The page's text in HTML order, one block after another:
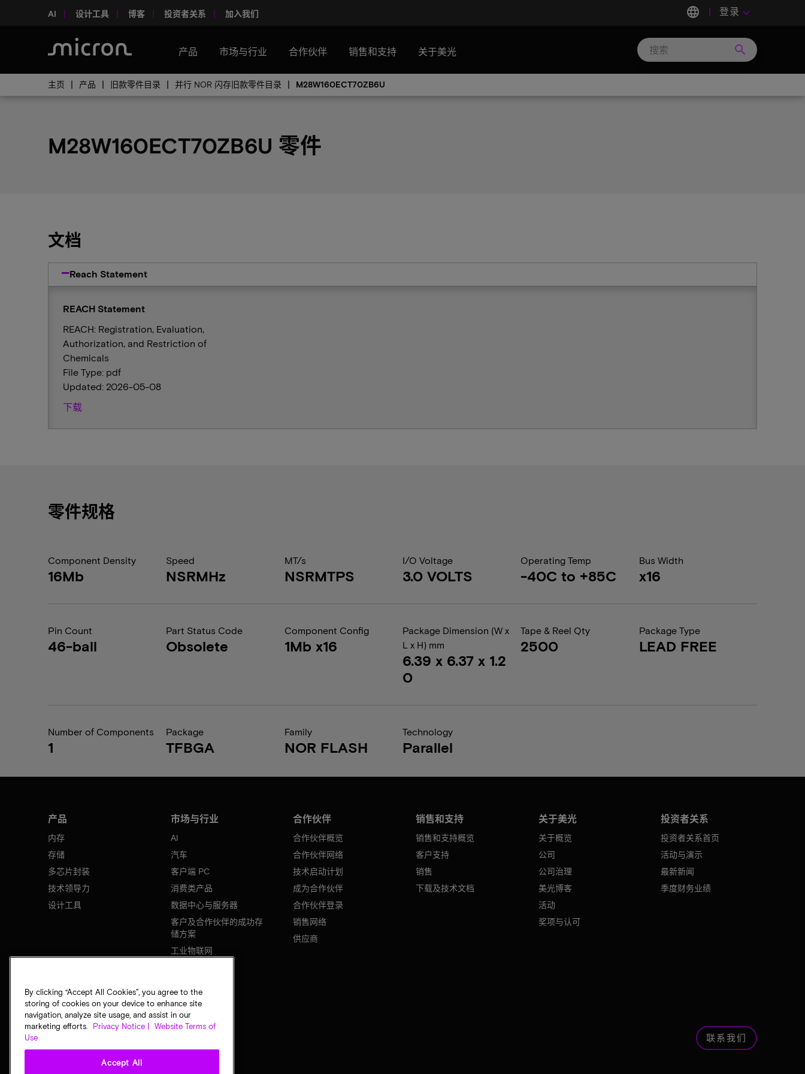
AI 设计工具 博客 投资者关系 加入我们 language 登录 keyboard_arrow_down
产品 市场与行业 合作伙伴 销售和支持 关于美光 search
主页 产品 旧款零件目录 并行 NOR 闪存旧款零件目录 M28W160ECT70ZB6U
M28W160ECT70ZB6U 零件
文档
Reach Statement
REACH Statement
REACH: Registration, Evaluation,
Authorization, and Restriction of
Chemicals
File Type: pdf
Updated: 2026-05-08
下载
零件规格
Component Density
16Mb
Speed
NSRMHz
MT/s
NSRMTPS
I/O Voltage
3.0 VOLTS
Operating Temp
-40C to +85C
Bus Width
x16
Pin Count
46-ball
Part Status Code
Obsolete
Component Config
1Mb x16
Package Dimension (W x
L x H) mm
6.39 x 6.37 x 1.2
0
Tape & Reel Qty
2500
Package Type
LEAD FREE
Number of Components
1
Package
TFBGA
Family
NOR FLASH
Technology
Parallel
产品
内存
存储
多芯片封装
技术领导力
设计工具
市场与行业
AI
汽车
客户端 PC
消费类产品
数据中心与服务器
客户及合作伙伴的成功存
储方案
工业物联网
合作伙伴
合作伙伴概览
合作伙伴网络
技术启动计划
成为合作伙伴
合作伙伴登录
销售网络
供应商
销售和支持
销售和支持概览
客户支持
销售
下载及技术文档
关于美光
关于概览
公司
公司治理
美光博客
活动
奖项与认可
投资者关系
投资者关系首页
活动与演示
最新新闻
季度财务业绩
联系我们
By clicking “Accept All Cookies”, you agree to the
storing of cookies on your device to enhance site
navigation, analyze site usage, and assist in our
marketing efforts.
Privacy Notice |
Website Terms of
Use
Accept All